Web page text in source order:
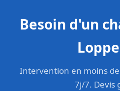
Besoin d'un
Intervention en moins
7j/7. Devis